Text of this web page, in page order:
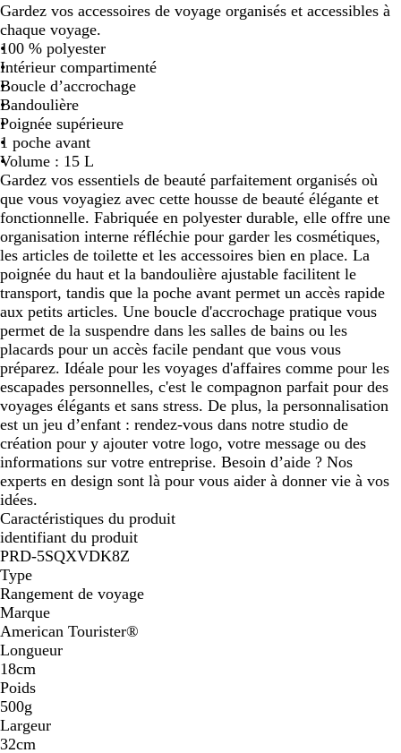
i
r
e
u
m
a
r
i
n
e
l
a
s
r
o
s
e
Gardez vos accessoires de voyage organisés et accessibles à
chaque voyage.
100 % polyester
Intérieur compartimenté
Boucle d’accrochage
Bandoulière
Poignée supérieure
1 poche avant
Volume : 15 L
Gardez vos essentiels de beauté parfaitement organisés où
que vous voyagiez avec cette housse de beauté élégante et
fonctionnelle. Fabriquée en polyester durable, elle offre une
organisation interne réfléchie pour garder les cosmétiques,
les articles de toilette et les accessoires bien en place. La
poignée du haut et la bandoulière ajustable facilitent le
transport, tandis que la poche avant permet un accès rapide
aux petits articles. Une boucle d'accrochage pratique vous
permet de la suspendre dans les salles de bains ou les
placards pour un accès facile pendant que vous vous
préparez. Idéale pour les voyages d'affaires comme pour les
escapades personnelles, c'est le compagnon parfait pour des
voyages élégants et sans stress. De plus, la personnalisation
est un jeu d’enfant : rendez-vous dans notre studio de
création pour y ajouter votre logo, votre message ou des
informations sur votre entreprise. Besoin d’aide ? Nos
experts en design sont là pour vous aider à donner vie à vos
idées.
Caractéristiques du produit
identifiant du produit
PRD-5SQXVDK8Z
Type
Rangement de voyage
Marque
American Tourister®
Longueur
18cm
Poids
500g
Largeur
32cm